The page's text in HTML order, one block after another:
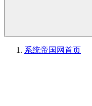
系统帝国网首页